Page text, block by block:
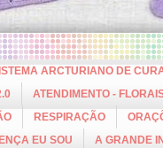
ARCTURIANO DE
ATENDIMENTO -
RESPIRAÇÃO
EU SOU
A GRANDE